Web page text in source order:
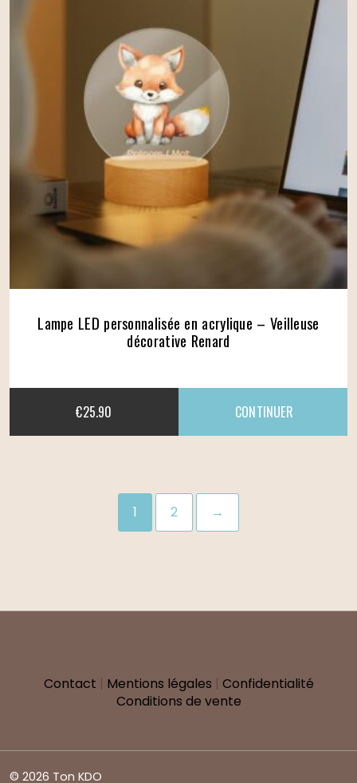
Lampe LED personnalisée en acrylique – Veilleuse
décorative Renard
€25.90
1 2 →
Contact | Mentions légales | Confidentialité
Conditions de vente
© 2026 Ton KDO